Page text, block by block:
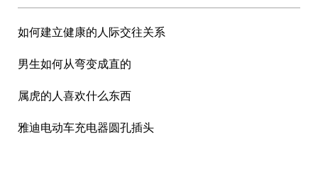
如何建立健康的人际交往关系
男生如何从弯变成直的
属虎的人喜欢什么东西
雅迪电动车充电器圆孔插头